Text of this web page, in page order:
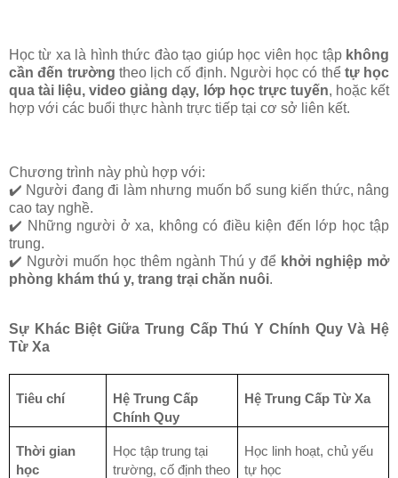
Học từ xa là hình thức đào tạo giúp học viên học tập không
cần đến trường theo lịch cố định. Người học có thể tự học
qua tài liệu, video giảng dạy, lớp học trực tuyến, hoặc kết
hợp với các buổi thực hành trực tiếp tại cơ sở liên kết.
Chương trình này phù hợp với:
✔️ Người đang đi làm nhưng muốn bổ sung kiến thức, nâng
cao tay nghề.
✔️ Những người ở xa, không có điều kiện đến lớp học tập
trung.
✔️ Người muốn học thêm ngành Thú y để khởi nghiệp mở
phòng khám thú y, trang trại chăn nuôi.
Sự Khác Biệt Giữa Trung Cấp Thú Y Chính Quy Và Hệ
Từ Xa
Tiêu chí
Hệ Trung Cấp
Chính Quy
Hệ Trung Cấp Từ Xa
Thời gian
học
Học tập trung tại
trường, cố định theo
Học linh hoạt, chủ yếu
tự học